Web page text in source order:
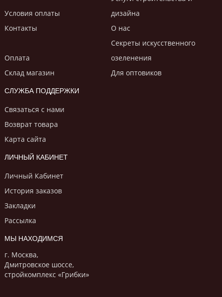
Условия оплаты
дизайнa
Контакты
О нас
Оплата
Секреты искусственного
озеленения
Склад магазин
Для оптовиков
СЛУЖБА ПОДДЕРЖКИ
Связаться с нами
Возврат товара
Карта сайта
ЛИЧНЫЙ КАБИНЕТ
Личный Кабинет
История заказов
Закладки
Рассылка
МЫ НАХОДИМСЯ
г. Москва,
Дмитровское шоссе,
стройкомплекс «Грибки»